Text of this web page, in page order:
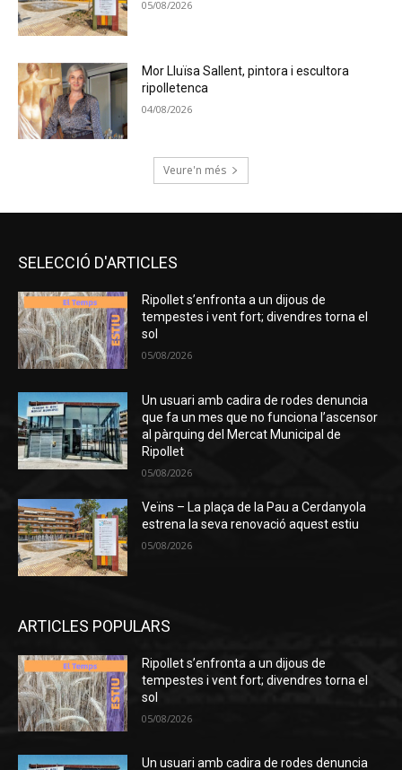
05/08/2026
Mor Lluïsa Sallent, pintora i escultora
ripolletenca
04/08/2026
Veure'n més
SELECCIÓ D'ARTICLES
Ripollet s’enfronta a un dijous de
tempestes i vent fort; divendres torna el
sol
05/08/2026
Un usuari amb cadira de rodes denuncia
que fa un mes que no funciona l’ascensor
al pàrquing del Mercat Municipal de
Ripollet
05/08/2026
Veïns – La plaça de la Pau a Cerdanyola
estrena la seva renovació aquest estiu
05/08/2026
ARTICLES POPULARS
Ripollet s’enfronta a un dijous de
tempestes i vent fort; divendres torna el
sol
05/08/2026
Un usuari amb cadira de rodes denuncia